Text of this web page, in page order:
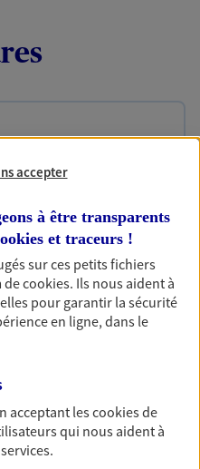
votre voiture avec le
EN LIGNE
comme vous. Le
votre sérénité en
à coeur.
accepter
à être transparents
et traceurs !
sur ces petits fichiers
decookies. Ils nous aident à
pour garantir la sécurité
en ligne, dans le
acceptant lescookiesde
qui nous aident à